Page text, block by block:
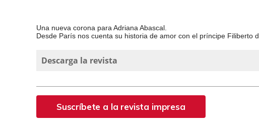
Una nueva corona para Adriana Abascal.
Desde París nos cuenta su historia de amor con el príncipe Filiberto
Descarga la revista
Suscríbete a la revista impresa